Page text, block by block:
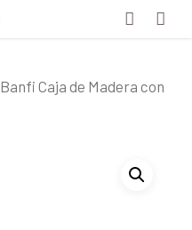
Banfi Caja de Madera con